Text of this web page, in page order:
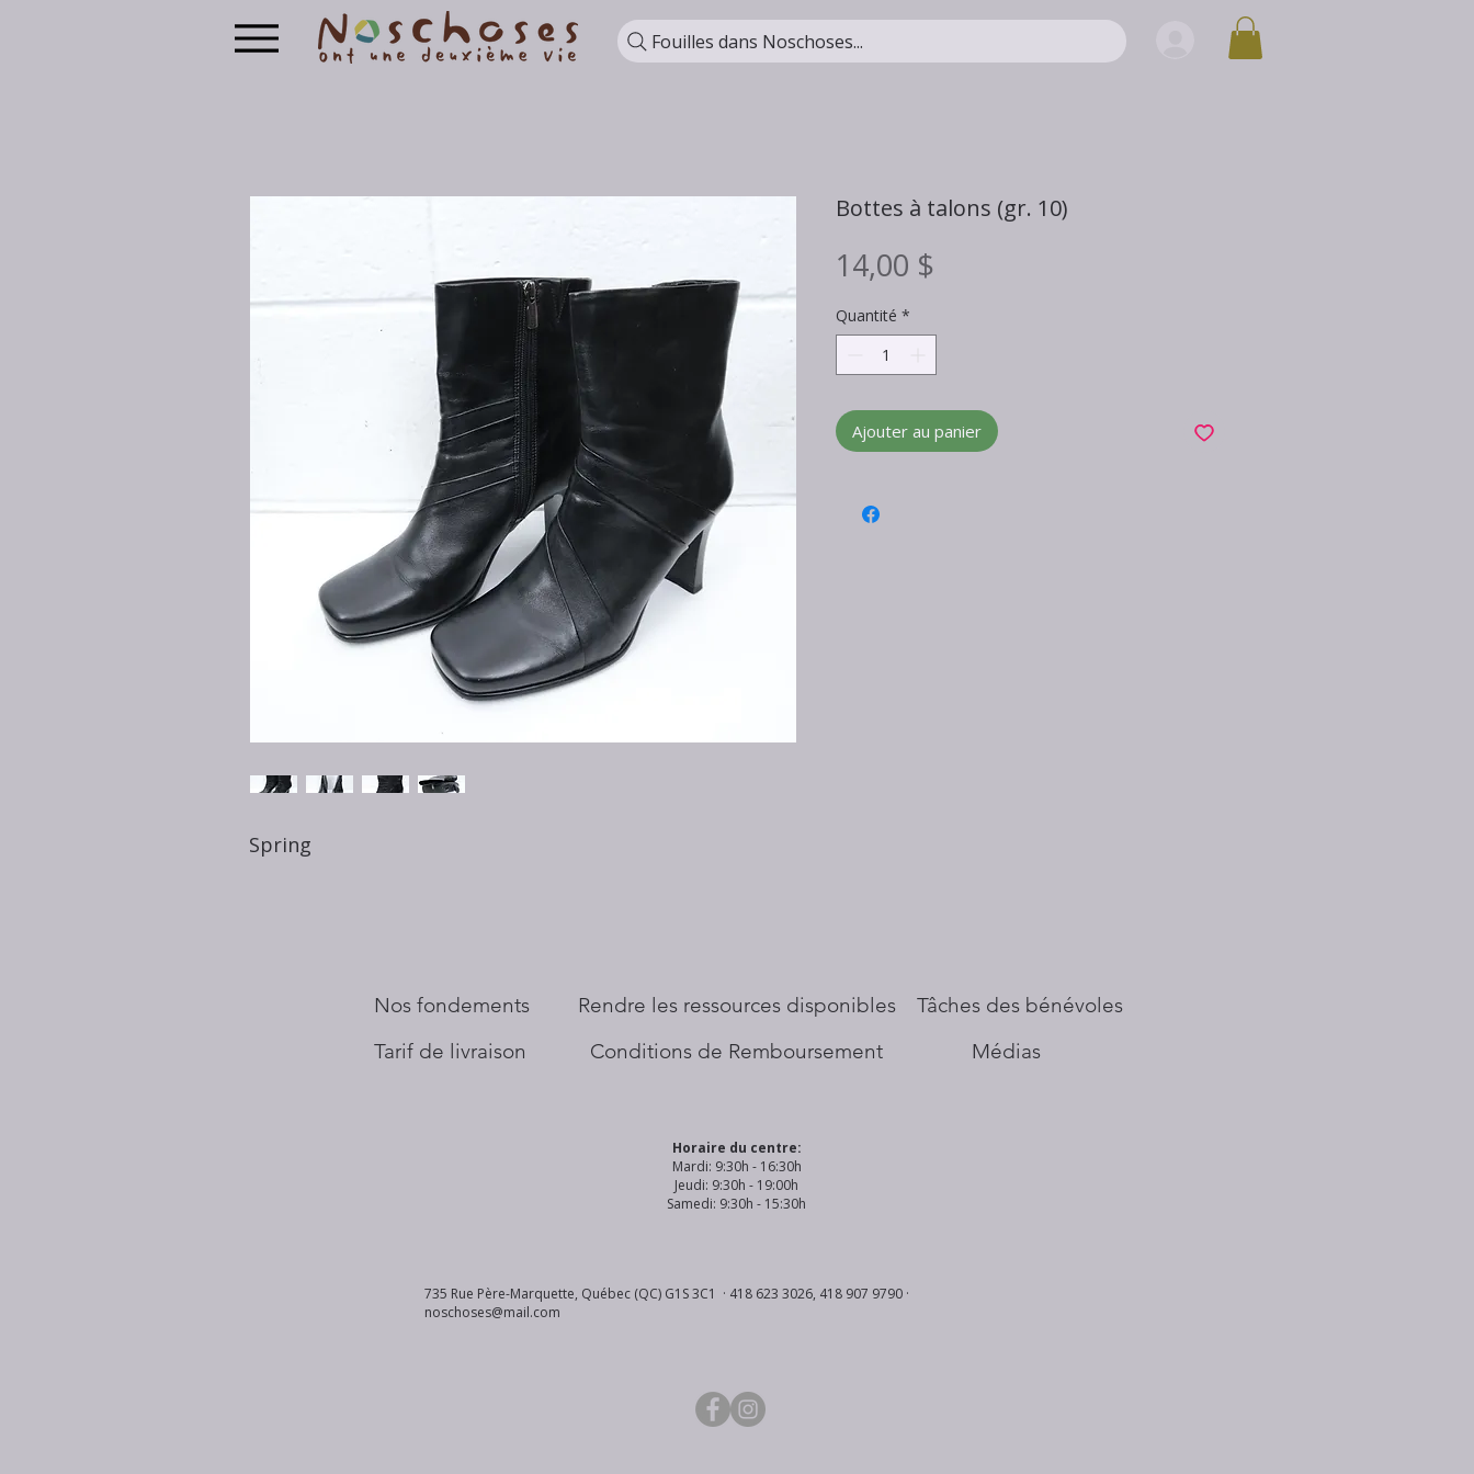
Fouilles dans Noschoses...
Spring
Bottes à talons (gr. 10)
14,00 $
Quantité *
Ajouter au panier
Nos fondements
Tarif de livraison
​Rendre les ressources disponibles
Conditions de Remboursement
Tâches des bénévoles
Médias
Horaire du centre:
Mardi: 9:30h - 16:30h
Jeudi: 9:30h - 19:00h
Samedi: 9:30h - 15:30h
735 Rue Père-Marquette, Québec (QC) G1S 3C1 · 418 623 3026, 418 907 9790 ·
noschoses@mail.com